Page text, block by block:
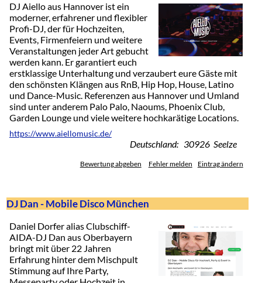
DJ Aiello aus Hannover ist ein
moderner, erfahrener und flexibler
Profi-DJ, der für Hochzeiten,
Events, Firmenfeiern und weitere
Veranstaltungen jeder Art gebucht
werden kann. Er garantiert euch
erstklassige Unterhaltung und verzaubert eure Gäste mit
den schönsten Klängen aus RnB, Hip Hop, House, Latino
und Dance-Music. Referenzen aus Hannover und Umland
sind unter anderem Palo Palo, Naoums, Phoenix Club,
Garden Lounge und viele weitere hochkarätige Locations.
https://www.aiellomusic.de/
Deutschland: 30926 Seelze
Bewertung abgeben Fehler melden Eintrag ändern
DJ Dan - Mobile Disco München
Daniel Dorfer alias Clubschiff-
AIDA-DJ Dan aus Oberbayern
bringt mit über 22 Jahren
Erfahrung hinter dem Mischpult
Stimmung auf Ihre Party,